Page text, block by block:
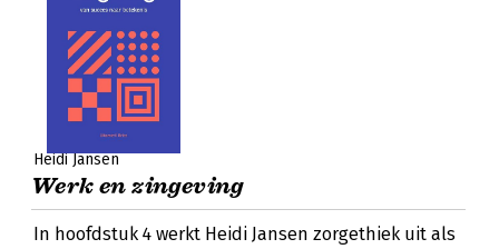
Heidi Jansen
Werk en zingeving
In hoofdstuk 4 werkt Heidi Jansen zorgethiek uit als